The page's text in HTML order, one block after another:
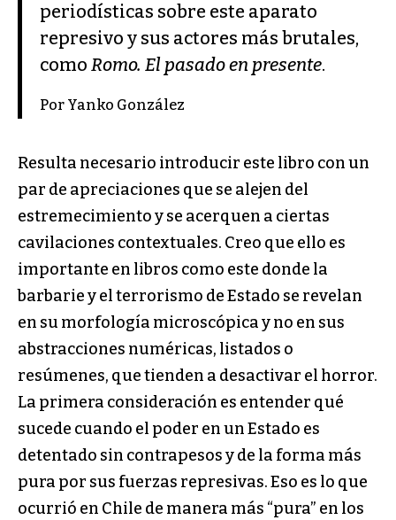
periodísticas sobre este aparato
represivo y sus actores más brutales,
como Romo. El pasado en presente.
Por Yanko González
Resulta necesario introducir este libro con un
par de apreciaciones que se alejen del
estremecimiento y se acerquen a ciertas
cavilaciones contextuales. Creo que ello es
importante en libros como este donde la
barbarie y el terrorismo de Estado se revelan
en su morfología microscópica y no en sus
abstracciones numéricas, listados o
resúmenes, que tienden a desactivar el horror.
La primera consideración es entender qué
sucede cuando el poder en un Estado es
detentado sin contrapesos y de la forma más
pura por sus fuerzas represivas. Eso es lo que
ocurrió en Chile de manera más “pura” en los